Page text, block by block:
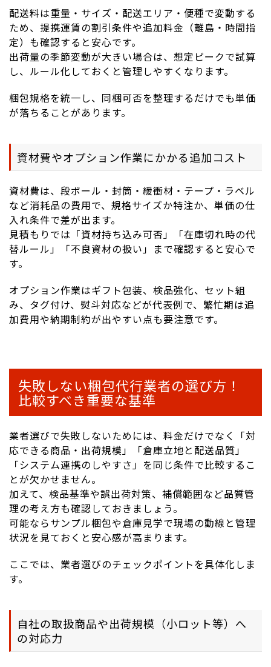
配送料は重量・サイズ・配送エリア・便種で変動する
ため、提携運賃の割引条件や追加料金（離島・時間指
定）も確認すると安心です。
出荷量の季節変動が大きい場合は、想定ピークで試算
し、ルール化しておくと管理しやすくなります。
梱包規格を統一し、同梱可否を整理するだけでも単価
が落ちることがあります。
資材費やオプション作業にかかる追加コスト
資材費は、段ボール・封筒・緩衝材・テープ・ラベル
など消耗品の費用で、規格サイズか特注か、単価の仕
入れ条件で差が出ます。
見積もりでは「資材持ち込み可否」「在庫切れ時の代
替ルール」「不良資材の扱い」まで確認すると安心で
す。
オプション作業はギフト包装、検品強化、セット組
み、タグ付け、熨斗対応などが代表例で、繁忙期は追
加費用や納期制約が出やすい点も要注意です。
失敗しない梱包代行業者の選び方！
比較すべき重要な基準
業者選びで失敗しないためには、料金だけでなく「対
応できる商品・出荷規模」「倉庫立地と配送品質」
「システム連携のしやすさ」を同じ条件で比較するこ
とが欠かせません。
加えて、検品基準や誤出荷対策、補償範囲など品質管
理の考え方も確認しておきましょう。
可能ならサンプル梱包や倉庫見学で現場の動線と管理
状況を見ておくと安心感が高まります。
ここでは、業者選びのチェックポイントを具体化しま
す。
自社の取扱商品や出荷規模（小ロット等）へ
の対応力